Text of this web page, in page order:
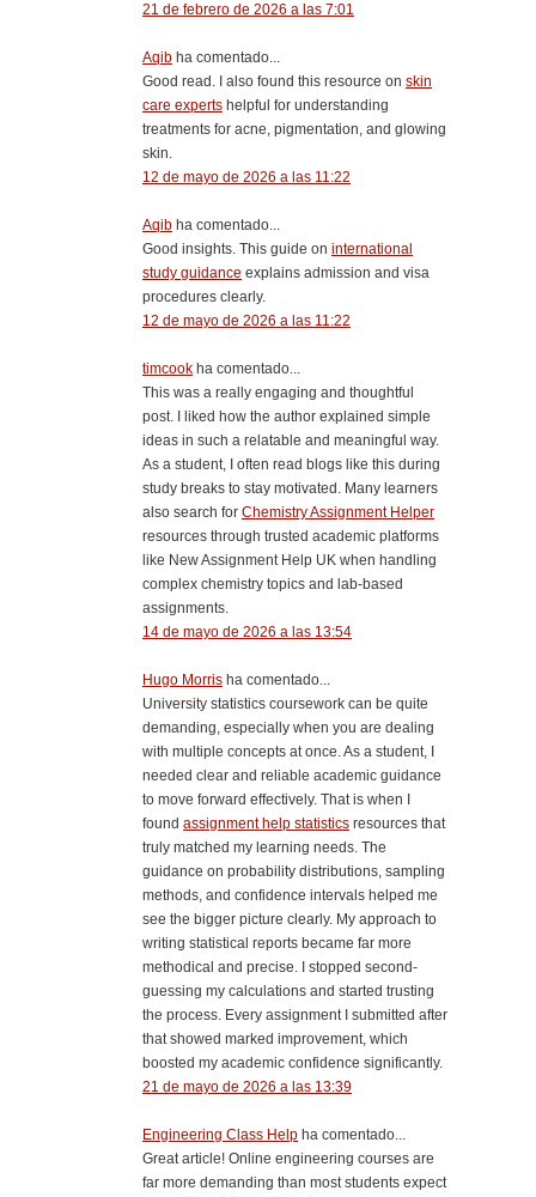
21 de febrero de 2026 a las 7:01
Aqib ha comentado...
Good read. I also found this resource on skin
care experts helpful for understanding
treatments for acne, pigmentation, and glowing
skin.
12 de mayo de 2026 a las 11:22
Aqib ha comentado...
Good insights. This guide on international
study guidance explains admission and visa
procedures clearly.
12 de mayo de 2026 a las 11:22
timcook ha comentado...
This was a really engaging and thoughtful
post. I liked how the author explained simple
ideas in such a relatable and meaningful way.
As a student, I often read blogs like this during
study breaks to stay motivated. Many learners
also search for Chemistry Assignment Helper
resources through trusted academic platforms
like New Assignment Help UK when handling
complex chemistry topics and lab-based
assignments.
14 de mayo de 2026 a las 13:54
Hugo Morris ha comentado...
University statistics coursework can be quite
demanding, especially when you are dealing
with multiple concepts at once. As a student, I
needed clear and reliable academic guidance
to move forward effectively. That is when I
found assignment help statistics resources that
truly matched my learning needs. The
guidance on probability distributions, sampling
methods, and confidence intervals helped me
see the bigger picture clearly. My approach to
writing statistical reports became far more
methodical and precise. I stopped second-
guessing my calculations and started trusting
the process. Every assignment I submitted after
that showed marked improvement, which
boosted my academic confidence significantly.
21 de mayo de 2026 a las 13:39
Engineering Class Help ha comentado...
Great article! Online engineering courses are
far more demanding than most students expect